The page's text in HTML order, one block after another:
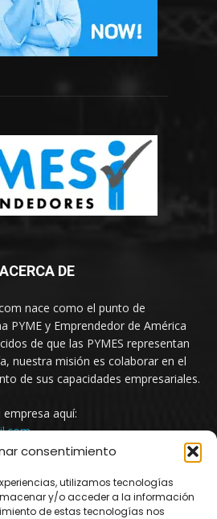
consentimiento
utilizamos tecnologías
y/o acceder a la información
de estas tecnologías nos
ACERCA DE
nace como el punto de
PYME y Emprendedor de América
de que las PYMES representan
nuestra misión es colaborar en el
de sus capacidades empresariales.
aquí:
SÍGUENOS